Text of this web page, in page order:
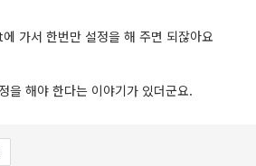
가서 한번만 설정을 해 주면 되잖아요
을 해야 한다는 이야기가 있더군요.